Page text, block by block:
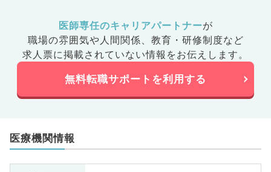
医師専任のキャリアパートナーが
職場の雰囲気や人間関係、 教育・研修制度など
求人票に掲載されていない情報をお伝えします。
無料転職サポートを利用する
医療機関情報